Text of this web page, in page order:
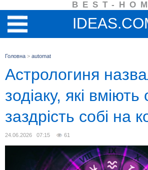
BEST-
Головна > automat
Астрологиня
зодіаку, які
заздрість собі на
24.06.2026 07:15 61